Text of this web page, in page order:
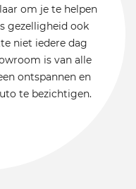
om je te helpen
gezelligheid ook
niet iedere dag
is van alle
ontspannen en
te bezichtigen.